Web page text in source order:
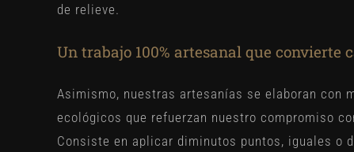
de relieve.
Un trabajo 100% artesanal que convierte
Asimismo, nuestras artesanías se elaboran con
ecológicos que refuerzan nuestro compromiso
Consiste en aplicar diminutos puntos, iguales o